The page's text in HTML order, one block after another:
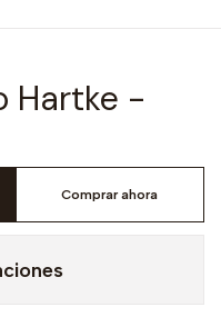
Hartke -
Comprar ahora